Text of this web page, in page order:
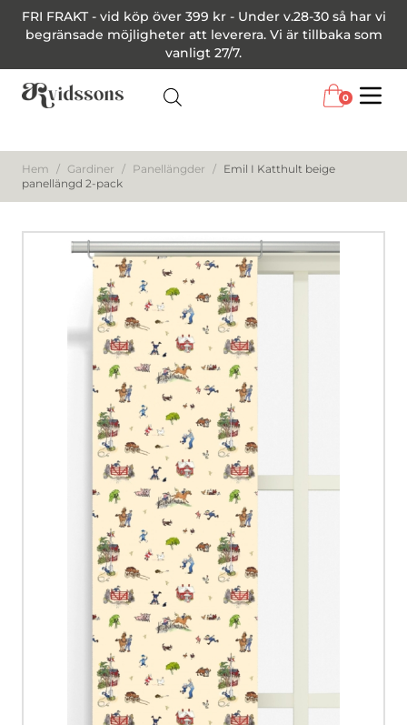
FRI FRAKT - vid köp över 399 kr - Under v.28-30 så har vi
begränsade möjligheter att leverera. Vi är tillbaka som
vanligt 27/7.
0
Hem / Gardiner / Panellängder / Emil I Katthult beige
panellängd 2-pack